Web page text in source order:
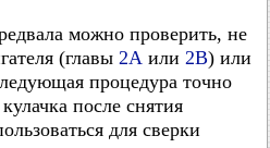
можно проверить, не
(главы 2А или 2В) или
процедура точно
после снятия
для сверки